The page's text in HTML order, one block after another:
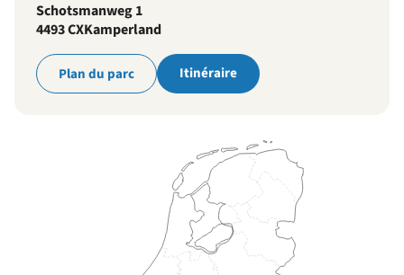
Schotsmanweg 1
4493 CXKamperland
Plan du parc Itinéraire